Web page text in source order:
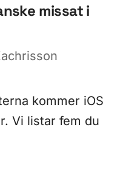
missat i
kommer iOS
Vi listar fem du